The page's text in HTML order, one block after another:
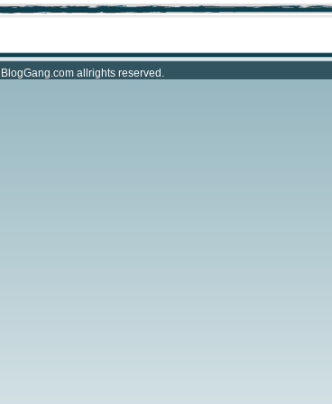
BlogGang.com allrights reserved.